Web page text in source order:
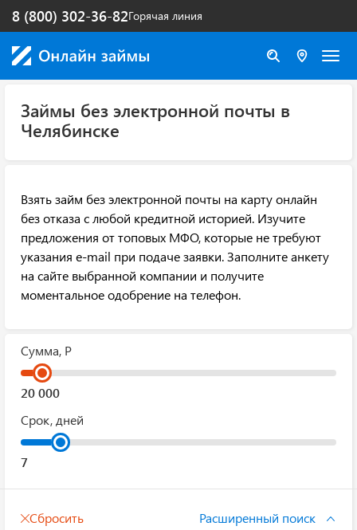
Горячая линия
8 (800) 302-36-82
Займы без электронной почты в
Челябинске
Взять займ без электронной почты на карту онлайн
без отказа с любой кредитной историей. Изучите
предложения от топовых МФО, которые не требуют
указания e-mail при подаче заявки. Заполните анкету
на сайте выбранной компании и получите
моментальное одобрение на телефон.
Сумма, Р
Срок, дней
Сбросить Расширенный поиск